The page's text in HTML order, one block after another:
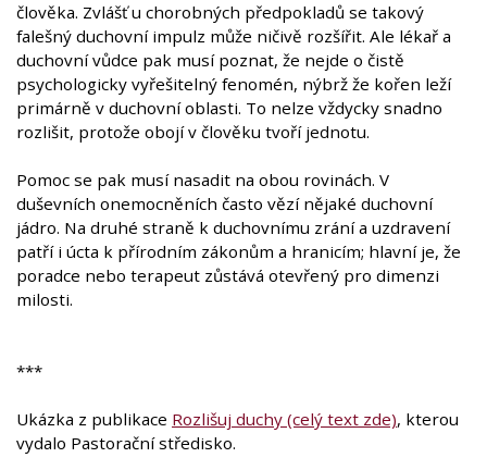
člověka. Zvlášť u chorobných předpokladů se takový
falešný duchovní impulz může ničivě rozšířit. Ale lékař a
duchovní vůdce pak musí poznat, že nejde o čistě
psychologicky vyřešitelný fenomén, nýbrž že kořen leží
primárně v duchovní oblasti. To nelze vždycky snadno
rozlišit, protože obojí v člověku tvoří jednotu.
Pomoc se pak musí nasadit na obou rovinách. V
duševních onemocněních často vězí nějaké duchovní
jádro. Na druhé straně k duchovnímu zrání a uzdravení
patří i úcta k přírodním zákonům a hranicím; hlavní je, že
poradce nebo terapeut zůstává otevřený pro dimenzi
milosti.
***
Ukázka z publikace Rozlišuj duchy (celý text zde), kterou
vydalo Pastorační středisko.